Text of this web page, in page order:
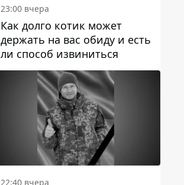
23:00 вчера
Как долго котик может
держать на вас обиду и есть
ли способ извиниться
22:40 вчера